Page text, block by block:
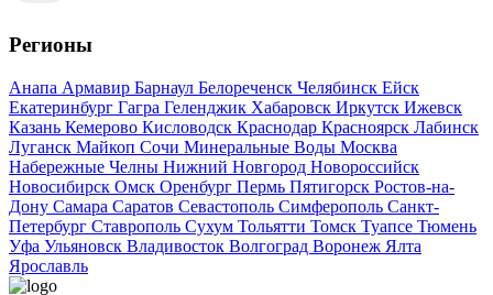
Регионы
Анапа Армавир Барнаул Белореченск Челябинск Ейск
Екатеринбург Гагра Геленджик Хабаровск Иркутск Ижевск
Казань Кемерово Кисловодск Краснодар Красноярск Лабинск
Луганск Майкоп Сочи Минеральные Воды Москва
Набережные Челны Нижний Новгород Новороссийск
Новосибирск Омск Оренбург Пермь Пятигорск Ростов-на-
Дону Самара Саратов Севастополь Симферополь Санкт-
Петербург Ставрополь Сухум Тольятти Томск Туапсе Тюмень
Уфа Ульяновск Владивосток Волгоград Воронеж Ялта
Ярославль